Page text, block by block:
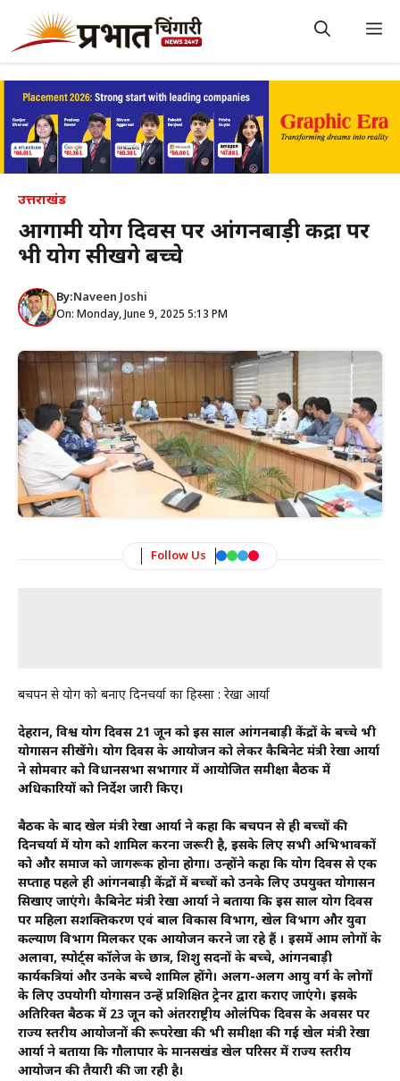
content
उत्तराखंड
आगामी योग दिवस पर आंगनबाड़ी केंद्रों पर
भी योग सीखेंगे बच्चे
By:Naveen Joshi
On: Monday, June 9, 2025 5:13 PM
Follow Us
बचपन से योग को बनाएं दिनचर्या का हिस्सा : रेखा आर्या
देहरादून, विश्व योग दिवस 21 जून को इस साल आंगनबाड़ी केंद्रों के बच्चे भी
योगासन सीखेंगे। योग दिवस के आयोजन को लेकर कैबिनेट मंत्री रेखा आर्या
ने सोमवार को विधानसभा सभागार में आयोजित समीक्षा बैठक में
अधिकारियों को निर्देश जारी किए।
बैठक के बाद खेल मंत्री रेखा आर्या ने कहा कि बचपन से ही बच्चों की
दिनचर्या में योग को शामिल करना जरूरी है, इसके लिए सभी अभिभावकों
को और समाज को जागरूक होना होगा। उन्होंने कहा कि योग दिवस से एक
सप्ताह पहले ही आंगनबाड़ी केंद्रों में बच्चों को उनके लिए उपयुक्त योगासन
सिखाए जाएंगे। कैबिनेट मंत्री रेखा आर्या ने बताया कि इस साल योग दिवस
पर महिला सशक्तिकरण एवं बाल विकास विभाग, खेल विभाग और युवा
कल्याण विभाग मिलकर एक आयोजन करने जा रहे हैं । इसमें आम लोगों के
अलावा, स्पोर्ट्स कॉलेज के छात्र, शिशु सदनों के बच्चे, आंगनबाड़ी
कार्यकत्रियां और उनके बच्चे शामिल होंगे। अलग-अलग आयु वर्ग के लोगों
के लिए उपयोगी योगासन उन्हें प्रशिक्षित ट्रेनर द्वारा कराए जाएंगे। इसके
अतिरिक्त बैठक में 23 जून को अंतरराष्ट्रीय ओलंपिक दिवस के अवसर पर
राज्य स्तरीय आयोजनों की रूपरेखा की भी समीक्षा की गई खेल मंत्री रेखा
आर्या ने बताया कि गौलापार के मानसखंड खेल परिसर में राज्य स्तरीय
आयोजन की तैयारी की जा रही है।